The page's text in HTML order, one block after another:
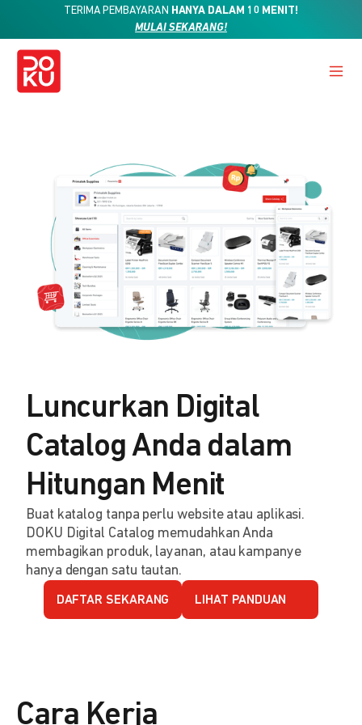
TERIMA PEMBAYARAN HANYA DALAM 10 MENIT!
MULAI SEKARANG!
Luncurkan Digital
Catalog Anda dalam
Hitungan Menit
Buat katalog tanpa perlu website atau aplikasi.
DOKU Digital Catalog memudahkan Anda
membagikan produk, layanan, atau kampanye
hanya dengan satu tautan.
DAFTAR SEKARANG LIHAT PANDUAN
Cara Kerja